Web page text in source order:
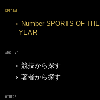
SPECIAL
Number SPORTS OF THE
YEAR
ARCHIVE
競技から探す
著者から探す
OTHERS